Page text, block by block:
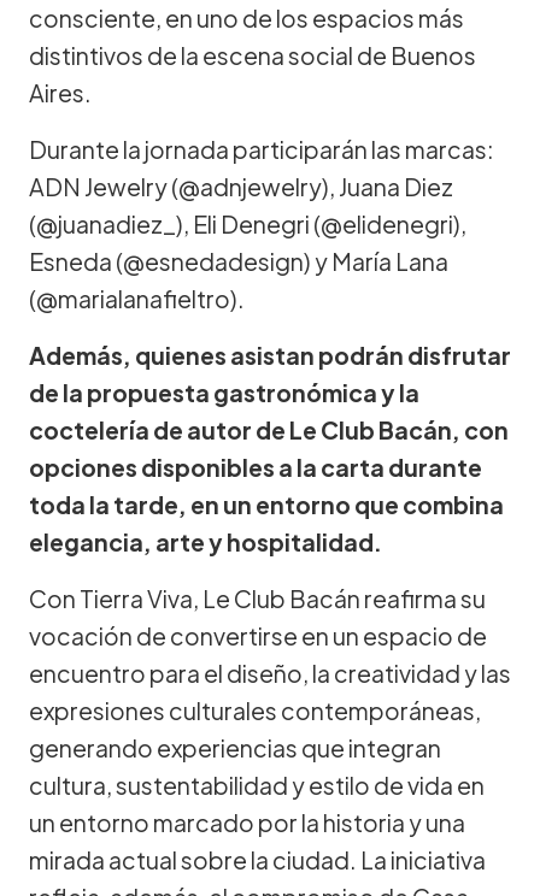
consciente, en uno de los espacios más
distintivos de la escena social de Buenos
Aires.
Durante la jornada participarán las marcas:
ADN Jewelry (@adnjewelry), Juana Diez
(@juanadiez_), Eli Denegri (@elidenegri),
Esneda (@esnedadesign) y María Lana
(@marialanafieltro).
Además, quienes asistan podrán disfrutar
de la propuesta gastronómica y la
coctelería de autor de Le Club Bacán, con
opciones disponibles a la carta durante
toda la tarde, en un entorno que combina
elegancia, arte y hospitalidad.
Con Tierra Viva, Le Club Bacán reafirma su
vocación de convertirse en un espacio de
encuentro para el diseño, la creatividad y las
expresiones culturales contemporáneas,
generando experiencias que integran
cultura, sustentabilidad y estilo de vida en
un entorno marcado por la historia y una
mirada actual sobre la ciudad. La iniciativa